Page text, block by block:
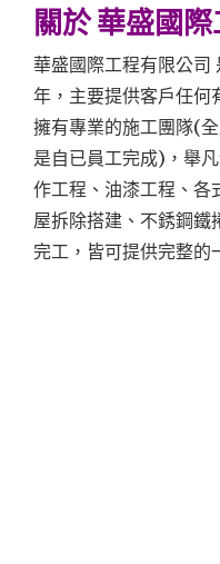
關於華盛國際
華盛國際工程有限公司
年，主要提供客戶任何
擁有專業的施工團隊(
是自已員工完成)，舉
作工程、油漆工程、各
屋拆除搭建、不銹鋼
完工，皆可提供完整的